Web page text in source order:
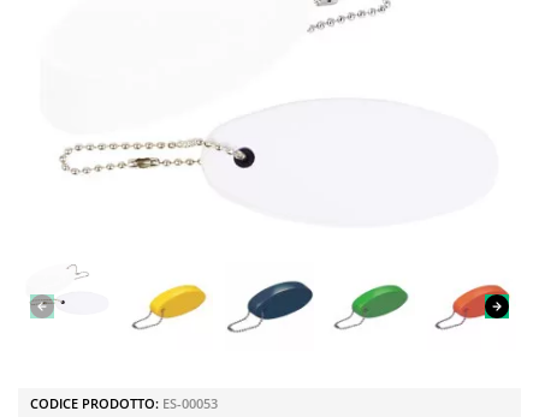
CODICE PRODOTTO: ES-00053